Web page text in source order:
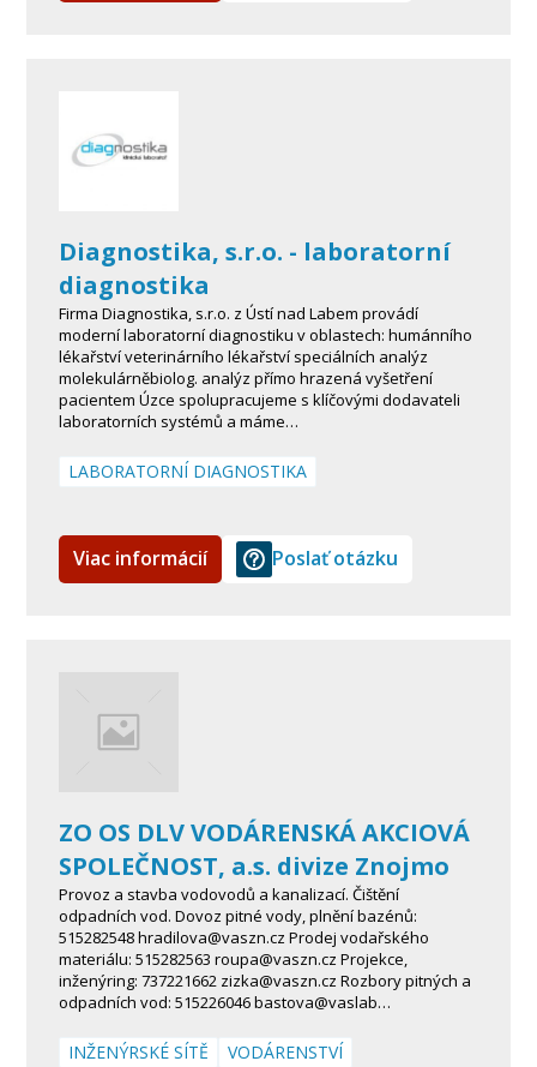
Diagnostika, s.r.o. - laboratorní
diagnostika
Firma Diagnostika, s.r.o. z Ústí nad Labem provádí
moderní laboratorní diagnostiku v oblastech: humánního
lékařství veterinárního lékařství speciálních analýz
molekulárněbiolog. analýz přímo hrazená vyšetření
pacientem Úzce spolupracujeme s klíčovými dodavateli
laboratorních systémů a máme…
LABORATORNÍ DIAGNOSTIKA
Viac informácií Poslať otázku
ZO OS DLV VODÁRENSKÁ AKCIOVÁ
SPOLEČNOST, a.s. divize Znojmo
Provoz a stavba vodovodů a kanalizací. Čištění
odpadních vod. Dovoz pitné vody, plnění bazénů:
515282548 hradilova@vaszn.cz Prodej vodařského
materiálu: 515282563 roupa@vaszn.cz Projekce,
inženýring: 737221662 zizka@vaszn.cz Rozbory pitných a
odpadních vod: 515226046 bastova@vaslab…
INŽENÝRSKÉ SÍTĚ
VODÁRENSTVÍ